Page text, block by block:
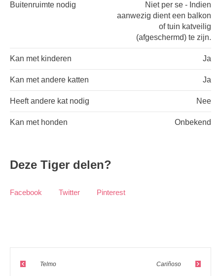
Buitenruimte nodig
Niet per se - Indien
aanwezig dient een balkon
of tuin katveilig
(afgeschermd) te zijn.
Kan met kinderen Ja
Kan met andere katten Ja
Heeft andere kat nodig Nee
Kan met honden Onbekend
Deze Tiger delen?
Facebook Twitter Pinterest
Telmo Cariñoso